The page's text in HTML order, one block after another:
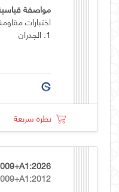
مواصفة
اختبارات
1: الجدران
نظرة سريعة